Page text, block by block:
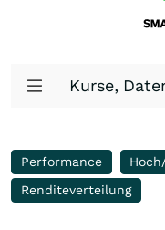
Kurse,
Performance
Renditeverteilung